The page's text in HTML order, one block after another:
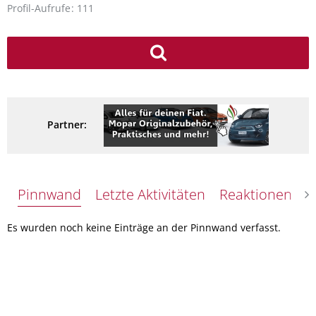
Profil-Aufrufe 111
Partner:
Pinnwand Letzte Aktivitäten Reaktionen
Es wurden noch keine Einträge an der Pinnwand verfasst.